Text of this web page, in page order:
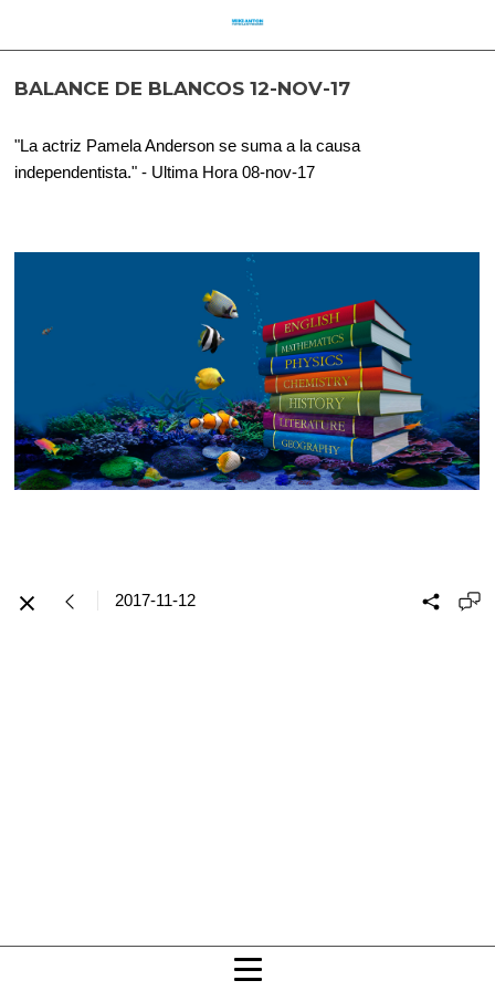
BALANCE DE BLANCOS 12-NOV-17
"La actriz Pamela Anderson se suma a la causa
independentista." - Ultima Hora 08-nov-17
2017-11-12